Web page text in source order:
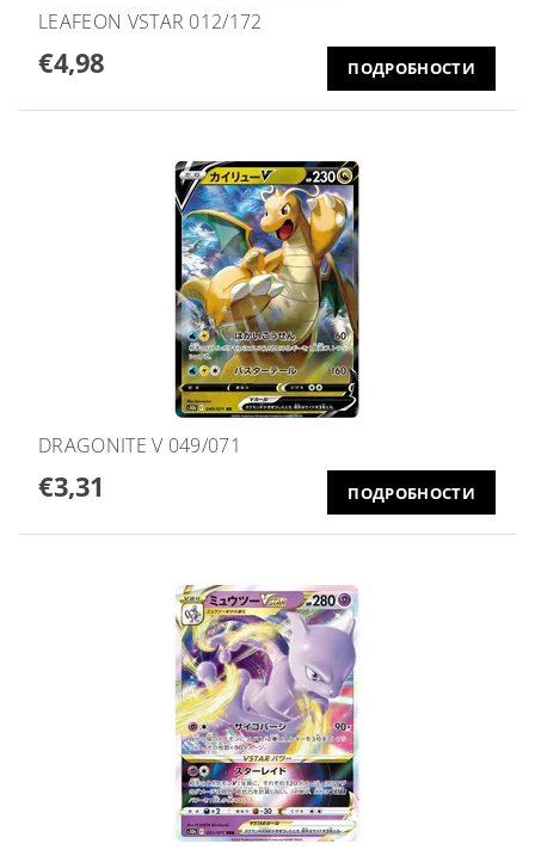
LEAFEON VSTAR 012/172
€4,98 ПОДРОБНОСТИ
DRAGONITE V 049/071
€3,31 ПОДРОБНОСТИ